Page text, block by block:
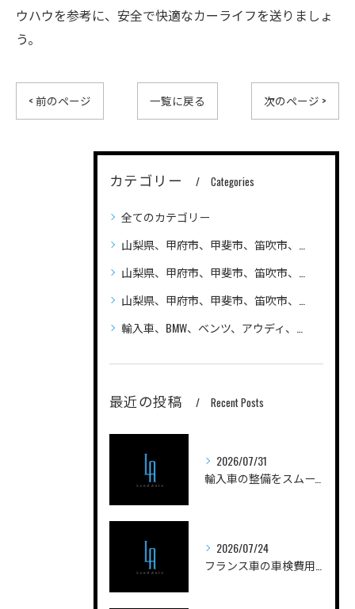
ウハウを参考に、安全で快適なカーライフを送りましょ
う。
< 前のページ 一覧に戻る 次のページ >
カテゴリー Categories
全てのカテゴリー
山梨県、甲府市、甲斐市、笛吹市、昭和町、
山梨県、甲府市、甲斐市、笛吹市、昭和町、自動車（普通車、軽自動車、ハイブリッド車）の車検、整備、修理なら笛吹市のLandAuto（ランドオート）へご相談ください 安い
山梨県、甲府市、甲斐市、笛吹市、昭和町、輸入車の車検、整備、修理なら笛吹市のLandAuto（ランドオート）へご相談ください
輸入車、BMW、ベンツ、アウディ、ジープ、プジョー、フォルクスワーゲン、ポルシェ、自動車の車検、整備、修理ならLandAutoへご相談ください
最近の投稿 Recent Posts
2026/07/31
2026/07/24